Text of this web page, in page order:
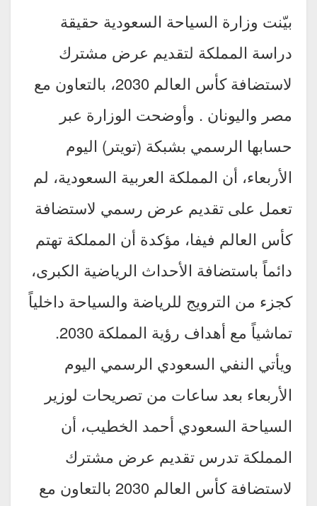
بيّنت وزارة السياحة السعودية حقيقة
دراسة المملكة لتقديم عرض مشترك
لاستضافة كأس العالم 2030، بالتعاون مع
مصر واليونان . وأوضحت الوزارة عبر
حسابها الرسمي بشبكة (تويتر) اليوم
الأربعاء، أن المملكة العربية السعودية، لم
تعمل على تقديم عرض رسمي لاستضافة
كأس العالم فيفا، مؤكدة أن المملكة تهتم
دائماً باستضافة الأحداث الرياضية الكبرى،
كجزء من الترويج للرياضة والسياحة داخلياً
تماشياً مع أهداف رؤية المملكة 2030.
ويأتي النفي السعودي الرسمي اليوم
الأربعاء بعد ساعات من تصريحات لوزير
السياحة السعودي أحمد الخطيب، أن
المملكة تدرس تقديم عرض مشترك
لاستضافة كأس العالم 2030 بالتعاون مع